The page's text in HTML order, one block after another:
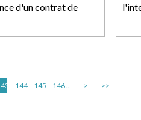
d'un contrat de
144 145 146... > >>